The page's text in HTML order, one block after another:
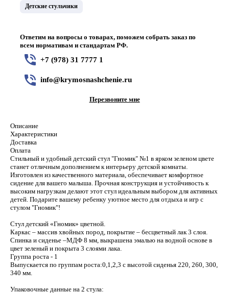
Детские стульчики
Ответим на вопросы о товарах, поможем собрать заказ по
всем нормативам и стандартам РФ.
+7 (978) 31 7777 1
info@krymosnashchenie.ru
Перезвоните мне
Описание
Характеристики
Доставка
Оплата
Стильный и удобный детский стул "Гномик" №1 в ярком зеленом цвете
станет отличным дополнением к интерьеру детской комнаты.
Изготовлен из качественного материала, обеспечивает комфортное
сидение для вашего малыша. Прочная конструкция и устойчивость к
высоким нагрузкам делают этот стул идеальным выбором для активных
детей. Подарите вашему ребенку уютное место для отдыха и игр с
стулом "Гномик"!
Стул детский «Гномик» цветной.
Каркас – массив хвойных пород, покрытие – бесцветный лак 3 слоя.
Спинка и сиденье –МДФ 8 мм, выкрашена эмалью на водной основе в
цвет зеленый и покрыта 3 слоями лака.
Группа роста - 1
Выпускается по группам роста:0,1,2,3 с высотой сиденья 220, 260, 300,
340 мм.
Упаковочные данные на 2 стула: